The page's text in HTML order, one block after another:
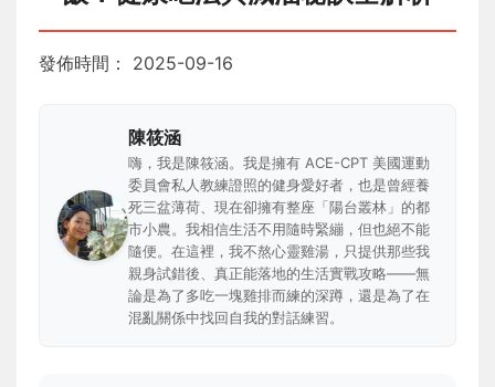
發佈時間： 2025-09-16
陳筱涵
嗨，我是陳筱涵。我是擁有 ACE-CPT 美國運動
委員會私人教練證照的健身愛好者，也是曾經養
死三盆薄荷、現在卻擁有整座「陽台叢林」的都
市小農。我相信生活不用隨時緊繃，但也絕不能
隨便。在這裡，我不熬心靈雞湯，只提供那些我
親身試錯後、真正能落地的生活實戰攻略——無
論是為了多吃一塊雞排而練的深蹲，還是為了在
混亂關係中找回自我的對話練習。